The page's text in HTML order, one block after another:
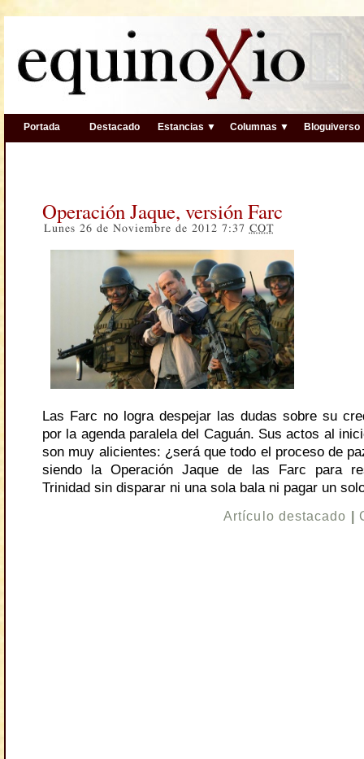
Portada Destacado Estancias ▼ Columnas ▼ Bloguiverso
Operación Jaque, versión Farc
Lunes 26 de Noviembre de 2012 7:37 COT
Las Farc no logra despejar las dudas sobre su
por la agenda paralela del Caguán. Sus actos al
son muy alicientes: ¿será que todo el proceso de
siendo la Operación Jaque de las Farc para
Trinidad sin disparar ni una sola bala ni pagar un
Artículo destacado